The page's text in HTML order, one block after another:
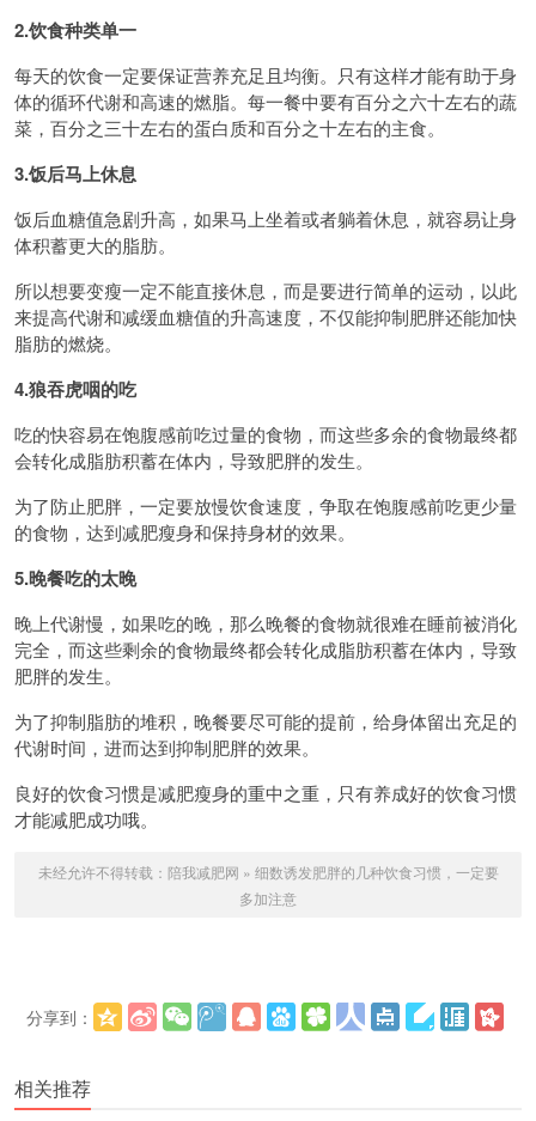
2.饮食种类单一
每天的饮食一定要保证营养充足且均衡。只有这样才能有助于身
体的循环代谢和高速的燃脂。每一餐中要有百分之六十左右的蔬
菜，百分之三十左右的蛋白质和百分之十左右的主食。
3.饭后马上休息
饭后血糖值急剧升高，如果马上坐着或者躺着休息，就容易让身
体积蓄更大的脂肪。
所以想要变瘦一定不能直接休息，而是要进行简单的运动，以此
来提高代谢和减缓血糖值的升高速度，不仅能抑制肥胖还能加快
脂肪的燃烧。
4.狼吞虎咽的吃
吃的快容易在饱腹感前吃过量的食物，而这些多余的食物最终都
会转化成脂肪积蓄在体内，导致肥胖的发生。
为了防止肥胖，一定要放慢饮食速度，争取在饱腹感前吃更少量
的食物，达到减肥瘦身和保持身材的效果。
5.晚餐吃的太晚
晚上代谢慢，如果吃的晚，那么晚餐的食物就很难在睡前被消化
完全，而这些剩余的食物最终都会转化成脂肪积蓄在体内，导致
肥胖的发生。
为了抑制脂肪的堆积，晚餐要尽可能的提前，给身体留出充足的
代谢时间，进而达到抑制肥胖的效果。
良好的饮食习惯是减肥瘦身的重中之重，只有养成好的饮食习惯
才能减肥成功哦。
未经允许不得转载： 陪我减肥网 » 细数诱发肥胖的几种饮食习惯，一定要
多加注意
分享到：
相关推荐